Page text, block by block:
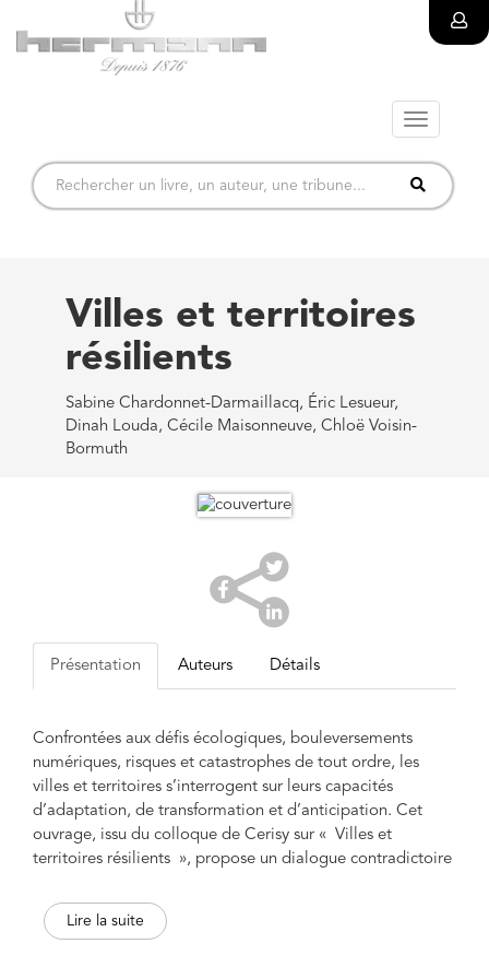
Toggle
Villes et territoires
résilients
Sabine Chardonnet-Darmaillacq, Éric Lesueur,
Dinah Louda, Cécile Maisonneuve, Chloë Voisin-
Bormuth
Présentation Auteurs Détails
Confrontées aux défis écologiques, bouleversements
numériques, risques et catastrophes de tout ordre, les
villes et territoires s’interrogent sur leurs capacités
d’adaptation, de transformation et d’anticipation. Cet
ouvrage, issu du colloque de Cerisy sur « Villes et
territoires résilients », propose un dialogue contradictoire
chercheurs, industriels, ingénieurs, politiques, élus, acteurs
culturels, assureurs, opérateurs de réseaux… La résilience
Lire la suite